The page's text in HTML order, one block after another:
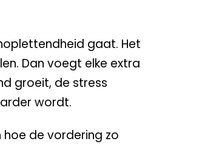
gaat. Het
Dan voegt elke extra
groeit, de stress
wordt.
de vordering zo